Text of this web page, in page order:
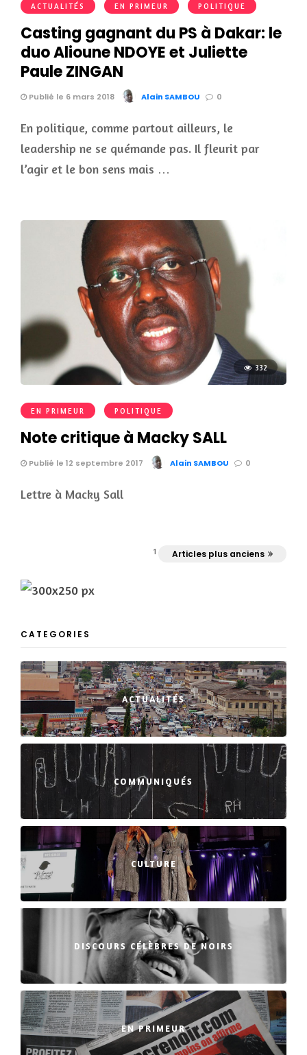
ACTUALITÉS EN PRIMEUR POLITIQUE
Casting gagnant du PS à Dakar: le
duo Alioune NDOYE et Juliette
Paule ZINGAN
Publié le 6 mars 2018 Alain SAMBOU 0
En politique, comme partout ailleurs, le
leadership ne se quémande pas. Il fleurit par
l’agir et le bon sens mais …
332
EN PRIMEUR POLITIQUE
Note critique à Macky SALL
Publié le 12 septembre 2017 Alain SAMBOU 0
Lettre à Macky Sall
1 Articles plus anciens
CATEGORIES
ACTUALITÉS
COMMUNIQUÉS
CULTURE
DISCOURS CÉLÈBRES DE NOIRS
EN PRIMEUR